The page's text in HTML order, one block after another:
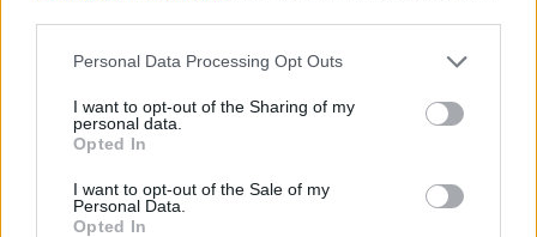
Personal Data Processing Opt Outs
I want to opt-out of the Sharing of my
personal data.
Opted In
I want to opt-out of the Sale of my
Personal Data.
Opted In
ΑΓΡΟΤΕΣ
33 αρνητικές εκτροφές
Κανένα θετικό αποτέλεσμα στους
ελέγχους που δημοσιοποιήθηκαν